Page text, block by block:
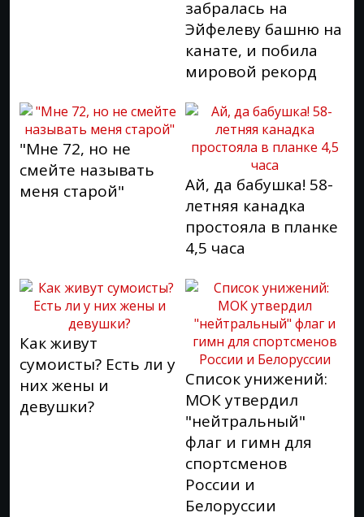
забралась на
Эйфелеву башню на
канате, и побила
мировой рекорд
"Мне 72, но не
смейте называть
меня старой"
Ай, да бабушка! 58-
летняя канадка
простояла в планке
4,5 часа
Как живут
сумоисты? Есть ли у
них жены и
девушки?
Список унижений:
МОК утвердил
"нейтральный"
флаг и гимн для
спортсменов
России и
Белоруссии